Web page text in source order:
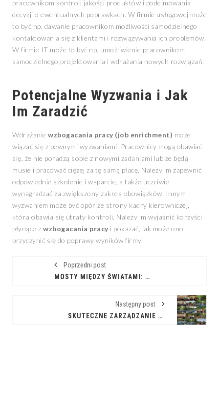
pracownikom kontroli jakości produktów i podejmowania
decyzji o ewentualnych poprawkach. W firmie usługowej może
to być np. dawanie pracownikom możliwości samodzielnego
kontaktowania się z klientami i rozwiązywania ich problemów.
W firmie IT może to być np. umożliwienie pracownikom
samodzielnego projektowania i wdrażania nowych rozwiązań.
Potencjalne Wyzwania i Jak
Im Zaradzić
Wdrażanie wzbogacania pracy (job enrichment) może
wiązać się z pewnymi wyzwaniami. Pracownicy mogą obawiać
się, że nie poradzą sobie z nowymi zadaniami lub że będą
musieli pracować ciężej za tę samą płacę. Należy im zapewnić
odpowiednie szkolenie i wsparcie, a także uczciwie
wynagradzać za zwiększony zakres obowiązków. Innym
wyzwaniem może być opór ze strony kadry kierowniczej,
która obawia się utraty kontroli. Należy im wyjaśnić korzyści
płynące z wzbogacania pracy i pokazać, jak może ono
przyczynić się do poprawy wyników firmy.
Poprzedni post
MOSTY MIĘDZY ŚWIATAMI: JAK NAUKA I BIZNES BUDUJĄ PRZYSZŁOŚĆ
Następny post
SKUTECZNE ZARZĄDZANIE ZASOBAMI WSPÓLNYMI: INSPIRACJE OD ELINOR OSTROM